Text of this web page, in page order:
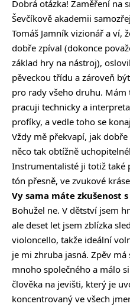
Dobrá otázka! Zaměření na
Ševčíkově akademii
Tomáš Jamník vizionář a ví,
dobře zpíval (dokonce
základ hry na nástroj),
pěveckou třídu a zároveň
pro rady všeho druhu.
pracuji technicky a
profíky, a vedle toho se
Vždy mě překvapí, jak
něco tak obtížně
Instrumentalisté ji totiž také
tón přesně, ve zvukové
Vy sama máte zkušenost
Bohužel ne. V dětství jsem
ale deset let jsem zblízka
violoncello, takže ideální
je mi zhruba jasná. Zpěv
mnoho společného a málo
člověka na jevišti, který je
koncentrovaný ve všech